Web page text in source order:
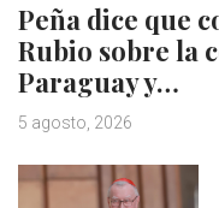
Peña dice que
Rubio sobre la
Paraguay y…
5 agosto, 2026